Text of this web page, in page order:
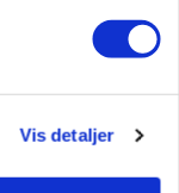
Vis detaljer